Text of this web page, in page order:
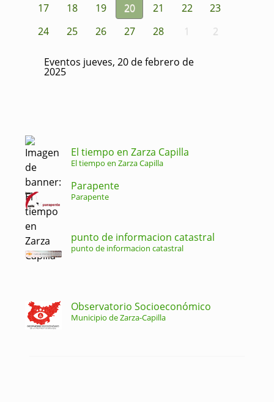
17
18 19 20 21 22
23
24
25 26 27 28 1 2
Eventos jueves, 20 de febrero de
2025
El tiempo en Zarza Capilla
El tiempo en Zarza Capilla
Parapente
Parapente
punto de informacion catastral
punto de informacion catastral
Observatorio Socioeconómico
Municipio de Zarza-Capilla